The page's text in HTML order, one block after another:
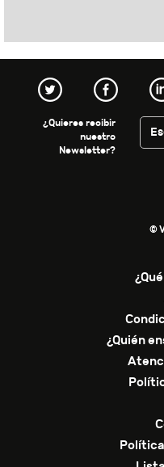
¿Quieres recibir
nuestro
Newsletter?
©
¿Quién